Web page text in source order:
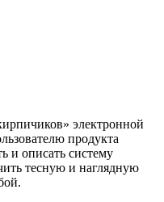
электронной
продукта
и описать систему
тесную и наглядную